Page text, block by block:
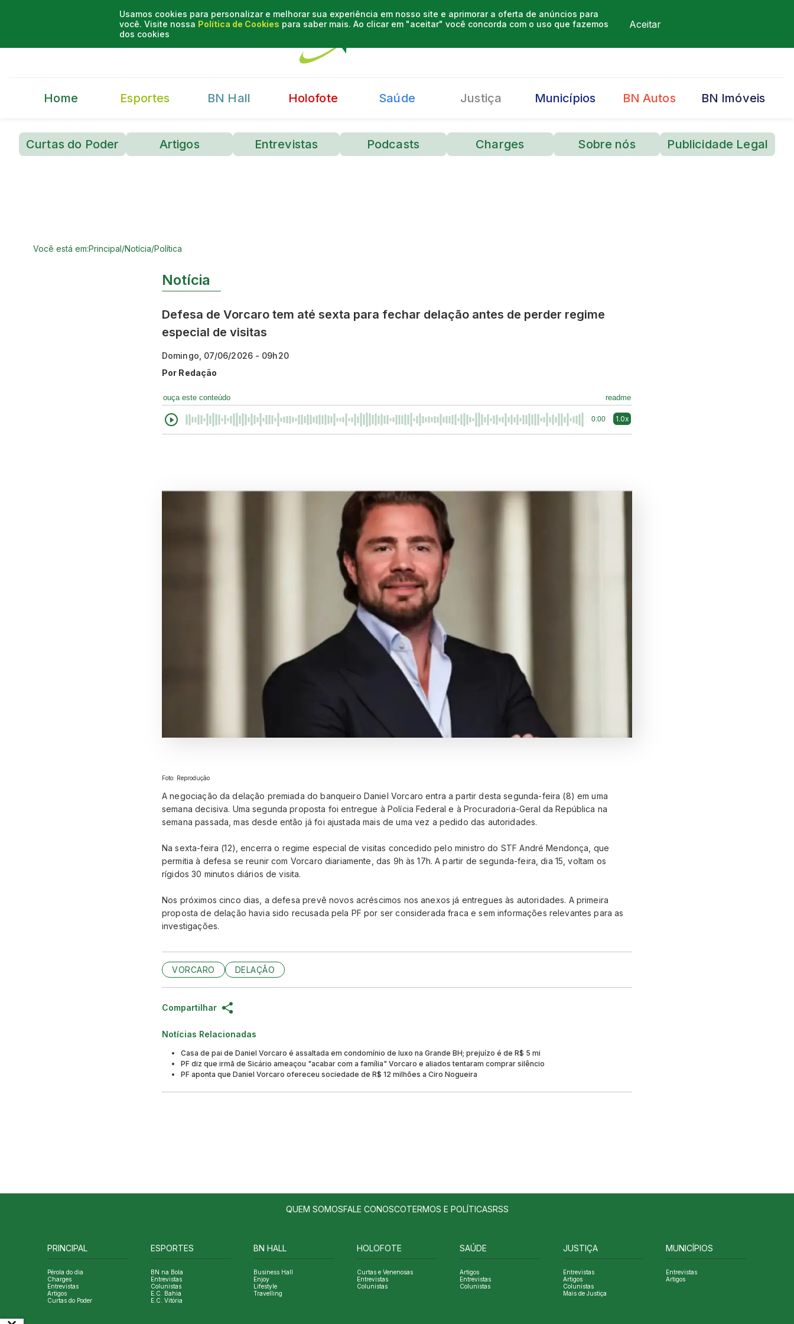
Usamos cookies para personalizar e melhorar sua experiência em nosso site e aprimorar a oferta de anúncios para
você. Visite nossa Política de Cookies para saber mais. Ao clicar em "aceitar" você concorda com o uso que fazemos
dos cookies
Aceitar
Home Esportes BN Hall Holofote Saúde Justiça Municípios BN Autos BN Imóveis
Curtas do Poder Artigos Entrevistas Podcasts Charges Sobre nós Publicidade Legal
Você está em:Principal/Notícia/Política
Notícia
Defesa de Vorcaro tem até sexta para fechar delação antes de perder regime
especial de visitas
Domingo, 07/06/2026 - 09h20
Por Redação
ouça este conteúdo readme
0:00 1.0x
Foto: Reprodução
A negociação da delação premiada do banqueiro Daniel Vorcaro entra a partir desta segunda-feira (8) em uma
semana decisiva. Uma segunda proposta foi entregue à Polícia Federal e à Procuradoria-Geral da República na
semana passada, mas desde então já foi ajustada mais de uma vez a pedido das autoridades.
Na sexta-feira (12), encerra o regime especial de visitas concedido pelo ministro do STF André Mendonça, que
permitia à defesa se reunir com Vorcaro diariamente, das 9h às 17h. A partir de segunda-feira, dia 15, voltam os
rígidos 30 minutos diários de visita.
Nos próximos cinco dias, a defesa prevê novos acréscimos nos anexos já entregues às autoridades. A primeira
proposta de delação havia sido recusada pela PF por ser considerada fraca e sem informações relevantes para as
investigações.
VORCARO DELAÇÃO
Compartilhar
Notícias Relacionadas
Casa de pai de Daniel Vorcaro é assaltada em condomínio de luxo na Grande BH; prejuízo é de R$ 5 mi
PF diz que irmã de Sicário ameaçou "acabar com a família" Vorcaro e aliados tentaram comprar silêncio
PF aponta que Daniel Vorcaro ofereceu sociedade de R$ 12 milhões a Ciro Nogueira
QUEM SOMOSFALE CONOSCOTERMOS E POLÍTICASRSS
PRINCIPAL
Pérola do dia
Charges
Entrevistas
Artigos
Curtas do Poder
ESPORTES
BN na Bola
Entrevistas
Colunistas
E.C. Bahia
E.C. Vitória
BN HALL
Business Hall
Enjoy
Lifestyle
Travelling
HOLOFOTE
Curtas e Venenosas
Entrevistas
Colunistas
SAÚDE
Artigos
Entrevistas
Colunistas
JUSTIÇA
Entrevistas
Artigos
Colunistas
Mais de Justiça
MUNICÍPIOS
Entrevistas
Artigos